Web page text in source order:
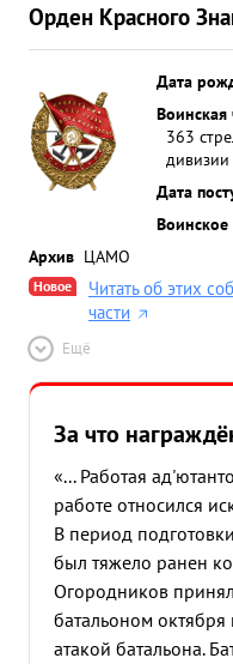
Орден Красного
Дата
Воинская
363
дивизии
Дата
Воинское
Архив ЦАМО
Новое
Читать об этих
части
Ещё
За что
«... Работая
работе относился
В период
был тяжело ранен
Огородников
батальоном
атакой батальона.